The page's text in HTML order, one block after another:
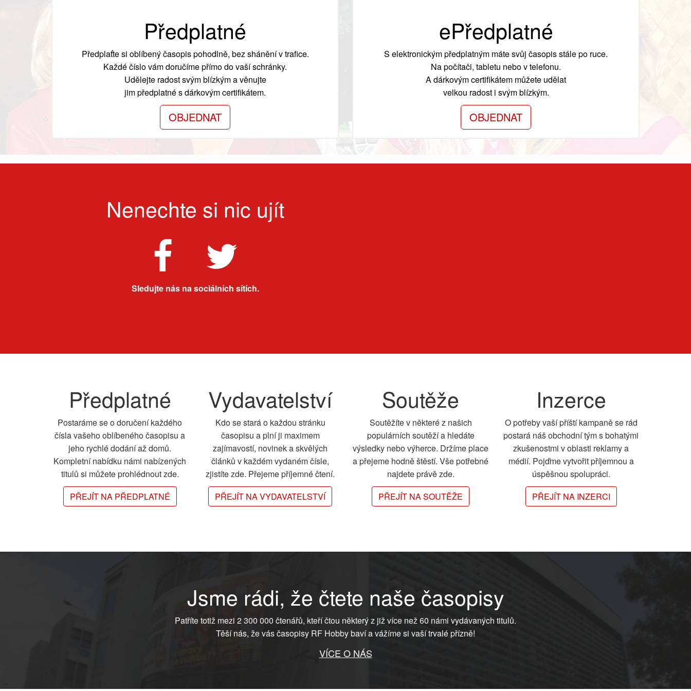
Předplatné
Předplaťte si oblíbený časopis pohodlně, bez shánění v trafice.
Každé číslo vám doručíme přímo do vaší schránky.
Udělejte radost svým blízkým a věnujte
jim předplatné s dárkovým certifikátem.
OBJEDNAT
ePředplatné
S elektronickým předplatným máte svůj časopis stále po ruce.
Na počítači, tabletu nebo v telefonu.
A dárkovým certifikátem můžete udělat
velkou radost i svým blízkým.
OBJEDNAT
Nenechte si nic ujít
Sledujte nás na sociálních sítích.
Předplatné
Postaráme se o doručení každého
čísla vašeho oblíbeného časopisu a
jeho rychlé dodání až domů.
Kompletní nabídku námi nabízených
titulů si můžete prohlédnout zde.
PŘEJÍT NA PŘEDPLATNÉ
Vydavatelství
Kdo se stará o každou stránku
časopisu a plní ji maximem
zajímavostí, novinek a skvělých
článků v každém vydaném čísle,
zjistíte zde. Přejeme příjemné čtení.
PŘEJÍT NA VYDAVATELSTVÍ
Soutěže
Soutěžíte v některé z našich
populárních soutěží a hledáte
výsledky nebo výherce. Držíme place
a přejeme hodně štěstí. Vše potřebné
najdete právě zde.
PŘEJÍT NA SOUTĚŽE
Inzerce
O potřeby vaší příští kampaně se rád
postará náš obchodní tým s bohatými
zkušenostmi v oblasti reklamy a
médií. Pojďme vytvořit příjemnou a
úspěšnou spolupráci.
PŘEJÍT NA INZERCI
Jsme rádi, že čtete naše časopisy
Patříte totiž mezi 2 300 000 čtenářů, kteří čtou některý z již více než 60 námi vydávaných titulů.
Těší nás, že vás časopisy RF Hobby baví a vážíme si vaší trvalé přízně!
VÍCE O NÁS